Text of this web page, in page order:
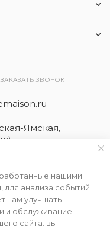
ЗАКАЗАТЬ ЗВОНОК
Ямская,
нашими
для анализа событий
нам улучшать
и обслуживание.
сайта, вы